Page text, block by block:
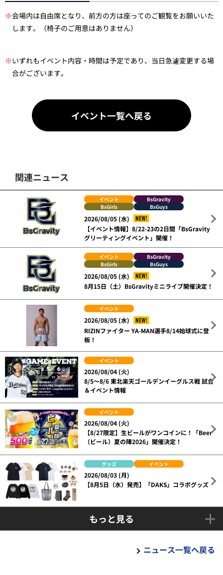
※会場内は自由席となり、前方の方は座ってのご観覧をお願いいた
します。（椅子のご用意はありません）
※いずれもイベント内容・時間は予定であり、当日急遽変更する場
合がございます。
イベント一覧へ戻る
関連ニュース
イベント
BsGravity
BsGirls
BsGuys
2026/08/05 (水)
NEW!
【イベント情報】8/22-23の2日間「BsGravity
グリーティングイベント」開催！
イベント
BsGravity
BsGirls
BsGuys
2026/08/05 (水)
NEW!
8月15日（土）BsGravityミニライブ開催決定！
イベント
2026/08/05 (水)
NEW!
RIZINファイター YA-MAN選手8/14始球式に登
板！
イベント
2026/08/04 (火)
8/5～8/6 東北楽天ゴールデンイーグルス戦 試合
＆イベント情報
イベント
2026/08/04 (火)
【8/27限定】生ビールがワンコインに！「Beer
（ビール）夏の陣2026」開催決定！
グッズ イベント
2026/08/03 (月)
【8月5日（水）発売】「DAKS」コラボグッズ
もっと見る
ニュース一覧へ戻る